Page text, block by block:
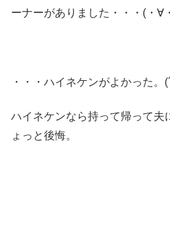
ーナーがありました・・・(・∀
・・・ハイネケンがよかった。
ハイネケンなら持って帰って夫
ょっと後悔。